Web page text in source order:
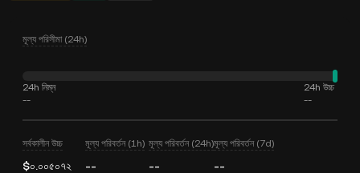
মূল্য পরিসীমা (24h)
24h নিম্ন
--
24h উচ্চ
--
সর্বকালীন উচ্চ
$০.০০৫০৭২
মূল্য পরিবর্তন (1h)
--
মূল্য পরিবর্তন (24h)
--
মূল্য পরিবর্তন (7d)
--